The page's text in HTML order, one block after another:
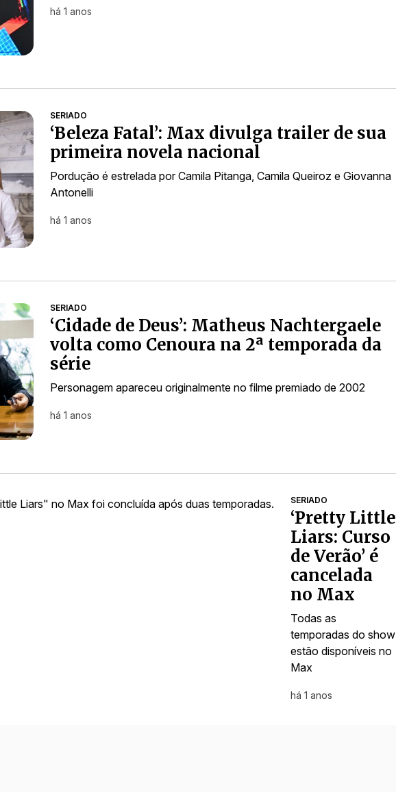
há 1 anos
SERIADO
‘Beleza Fatal’: Max divulga trailer de sua
primeira novela nacional
Pordução é estrelada por Camila Pitanga, Camila Queiroz e Giovanna
Antonelli
há 1 anos
SERIADO
‘Cidade de Deus’: Matheus Nachtergaele
volta como Cenoura na 2ª temporada da
série
Personagem apareceu originalmente no filme premiado de 2002
há 1 anos
SERIADO
‘Pretty Little
Liars: Curso
de Verão’ é
cancelada
no Max
Todas as
temporadas do show
estão disponíveis no
Max
há 1 anos